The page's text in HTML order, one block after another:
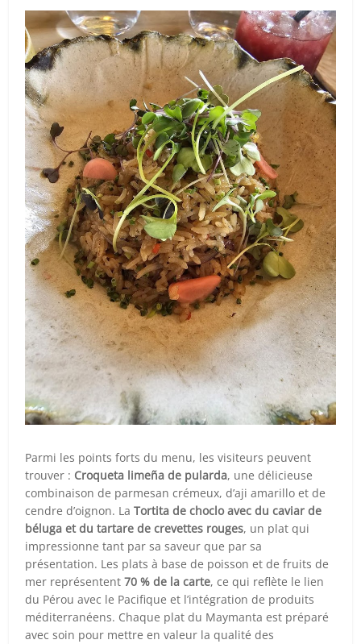
Parmi les points forts du menu, les visiteurs peuvent
trouver : Croqueta limeña de pularda, une délicieuse
combinaison de parmesan crémeux, d’aji amarillo et de
cendre d’oignon. LaTortita de choclo avec du caviar de
béluga et du tartare de crevettes rouges, un plat qui
impressionne tant par sa saveur que par sa
présentation. Les plats à base de poisson et de fruits de
mer représentent70 % de la carte, ce qui reflète le lien
du Pérou avec le Pacifique et l’intégration de produits
méditerranéens. Chaque plat du Maymanta est préparé
avec soin pour mettre en valeur la qualité des